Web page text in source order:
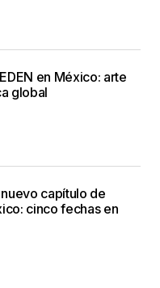
en México: arte
global
capítulo de
cinco fechas en